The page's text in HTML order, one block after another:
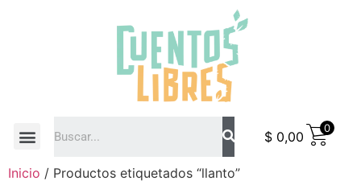
$ 0,00
0
Inicio / Productos etiquetados “llanto”